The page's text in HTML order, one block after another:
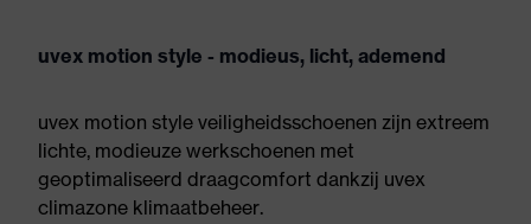
uvex motion style - modieus, licht, ademend
uvex motion style veiligheidsschoenen zijn extreem
lichte, modieuze werkschoenen met
geoptimaliseerd draagcomfort dankzij uvex
climazone klimaatbeheer.